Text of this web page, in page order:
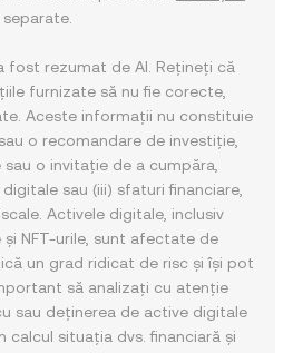
separate.
fost rezumat de AI. Rețineți că
furnizate să nu fie corecte,
Aceste informații nu constituie
o recomandare de investiție,
o invitație de a cumpăra,
sau (iii) sfaturi financiare,
Activele digitale, inclusiv
NFT-urile, sunt afectate de
un grad ridicat de risc și își pot
să analizați cu atenție
sau deținerea de active digitale
calcul situația dvs. financiară și